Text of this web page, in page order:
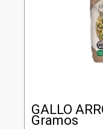
GALLO
Gramos